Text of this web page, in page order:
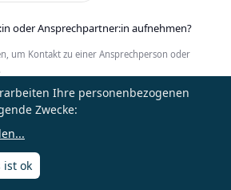
öffnen
oder Ansprechpartner:in aufnehmen?
um Kontakt zu einer Ansprechperson oder
Kostenlos registrieren
Ihre personenbezogenen
Zwecke:
...
ist ok